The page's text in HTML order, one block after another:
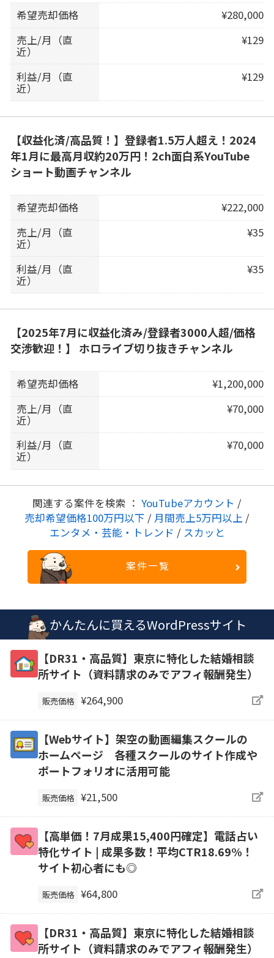
希望売却価格
¥280,000
売上/月（直
近）
¥129
利益/月（直
近）
¥129
【収益化済/高品質！】登録者1.5万人超え！2024
年1月に最高月収約20万円！2ch面白系YouTube
ショート動画チャンネル
希望売却価格
¥222,000
売上/月（直
近）
¥35
利益/月（直
近）
¥35
【2025年7月に収益化済み/登録者3000人超/価格
交渉歓迎！】 ホロライブ切り抜きチャンネル
希望売却価格
¥1,200,000
売上/月（直
近）
¥70,000
利益/月（直
近）
¥70,000
関連する案件を検索 ： YouTubeアカウント /
売却希望価格100万円以下 / 月間売上5万円以上 /
エンタメ・芸能・トレンド / スカッと
案件一覧
かんたんに買えるWordPressサイト
【DR31・高品質】東京に特化した結婚相談
所サイト（資料請求のみでアフィ報酬発生）
販売価格 ¥264,900
【Webサイト】架空の動画編集スクールの
ホームページ 各種スクールのサイト作成や
ポートフォリオに活用可能
販売価格 ¥21,500
【高単価！7月成果15,400円確定】電話占い
特化サイト | 成果多数！平均CTR18.69%！
サイト初心者にも◎
販売価格 ¥64,800
【DR31・高品質】東京に特化した結婚相談
所サイト（資料請求のみでアフィ報酬発生）